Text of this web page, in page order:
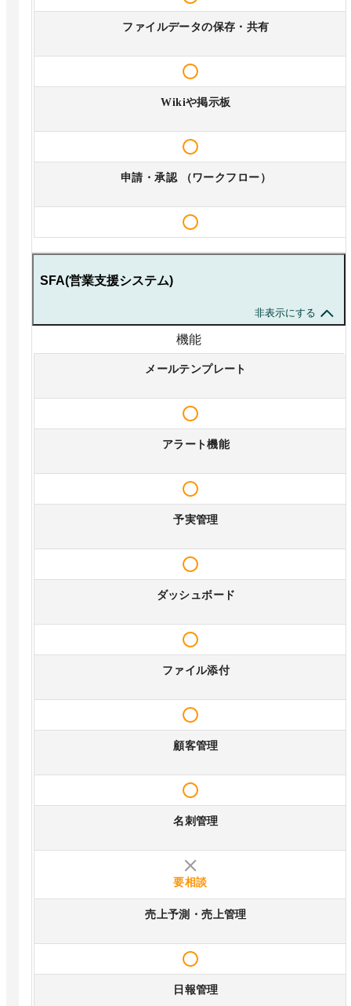
ファイルデータの保存・共有
Wikiや掲示板
申請・承認 （ワークフロー）
SFA(営業支援システム)
非表示にする
機能
メールテンプレート
アラート機能
予実管理
ダッシュボード
ファイル添付
顧客管理
名刺管理
要相談
売上予測・売上管理
日報管理